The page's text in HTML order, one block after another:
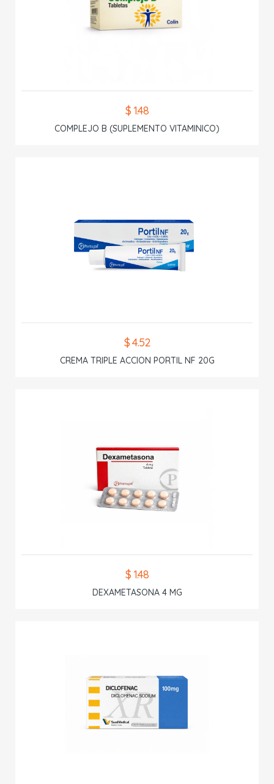
$ 1.48
COMPLEJO B (SUPLEMENTO VITAMINICO)
$ 4.52
CREMA TRIPLE ACCION PORTIL NF 20G
$ 1.48
DEXAMETASONA 4 MG